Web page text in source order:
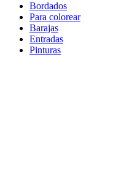
Bordados
Para colorear
Barajas
Entradas
Pinturas